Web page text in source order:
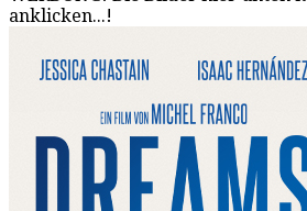
anklicken...!